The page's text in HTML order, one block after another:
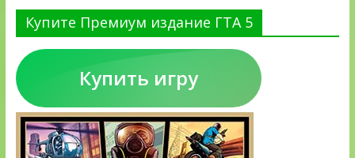
Купите Премиум издание ГТА 5
Купить игру